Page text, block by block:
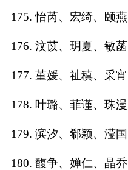
175. 怡芮、宏绮、颐燕
176. 汶苡、玥夏、敏菡
177. 堇媛、祉稹、采宵
178. 叶璐、菲谨、珠漫
179. 滨汐、郗颖、滢国
180. 馥争、婵仁、晶乔